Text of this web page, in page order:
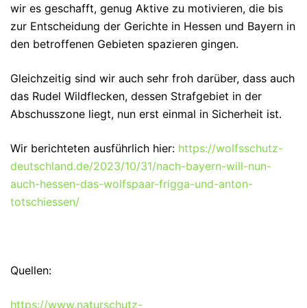
wir es geschafft, genug Aktive zu motivieren, die bis
zur Entscheidung der Gerichte in Hessen und Bayern in
den betroffenen Gebieten spazieren gingen.
Gleichzeitig sind wir auch sehr froh darüber, dass auch
das Rudel Wildflecken, dessen Strafgebiet in der
Abschusszone liegt, nun erst einmal in Sicherheit ist.
Wir berichteten ausführlich hier: https://wolfsschutz-
deutschland.de/2023/10/31/nach-bayern-will-nun-
auch-hessen-das-wolfspaar-frigga-und-anton-
totschiessen/
Quellen:
https://www.naturschutz-